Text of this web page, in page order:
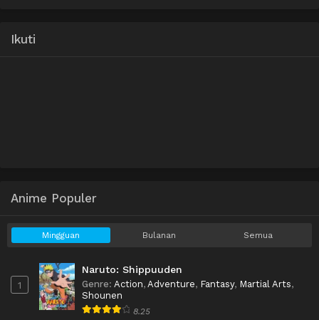
Ikuti
Anime Populer
Mingguan Bulanan Semua
1
Naruto: Shippuuden
Genre: Action, Adventure, Fantasy, Martial Arts,
Shounen
8.25